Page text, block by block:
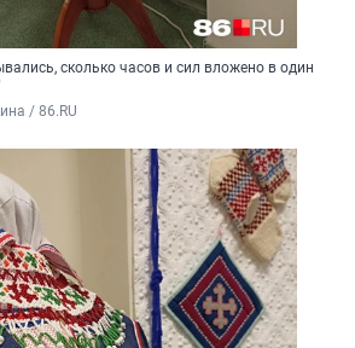
сколько часов и сил вложено в один
/ 86.RU